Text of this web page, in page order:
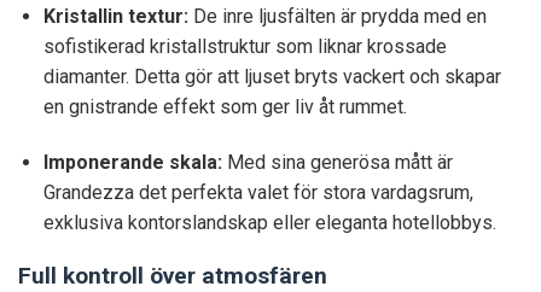
Kristallin textur:De inre ljusfälten är prydda med en
sofistikerad kristallstruktur som liknar krossade
diamanter. Detta gör att ljuset bryts vackert och skapar
en gnistrande effekt som ger liv åt rummet.
Imponerande skala: Med sina generösa mått är
Grandezza det perfekta valet för stora vardagsrum,
exklusiva kontorslandskap eller eleganta hotellobbys.
Full kontroll över atmosfären